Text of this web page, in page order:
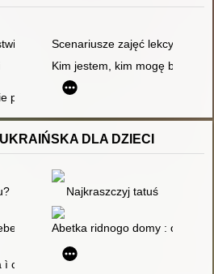
Scenariusze zajęć lekcyjnych
Kim jestem, kim mogę być? :
patriotą? : scenariusz lekcji
DLA DZIECI
Najkraszczyj tatuś
Abetka ridnogo domy : opovìd'
carìvnu : ukraïns'ka narodna kazka